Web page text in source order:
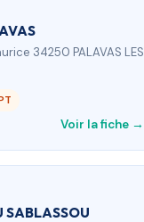
34250 PALAVAS LES
Voir la fiche →
SABLASSOU